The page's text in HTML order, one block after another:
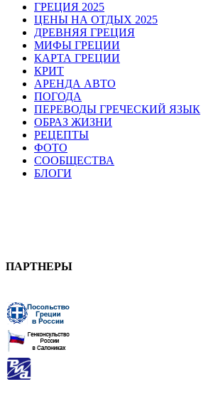
ГРЕЦИЯ 2025
ЦЕНЫ НА ОТДЫХ 2025
ДРЕВНЯЯ ГРЕЦИЯ
МИФЫ ГРЕЦИИ
КАРТА ГРЕЦИИ
КРИТ
АРЕНДА АВТО
ПОГОДА
ПЕРЕВОДЫ ГРЕЧЕСКИЙ ЯЗЫК
ОБРАЗ ЖИЗНИ
РЕЦЕПТЫ
ФОТО
СООБЩЕСТВА
БЛОГИ
ПАРТНЕРЫ